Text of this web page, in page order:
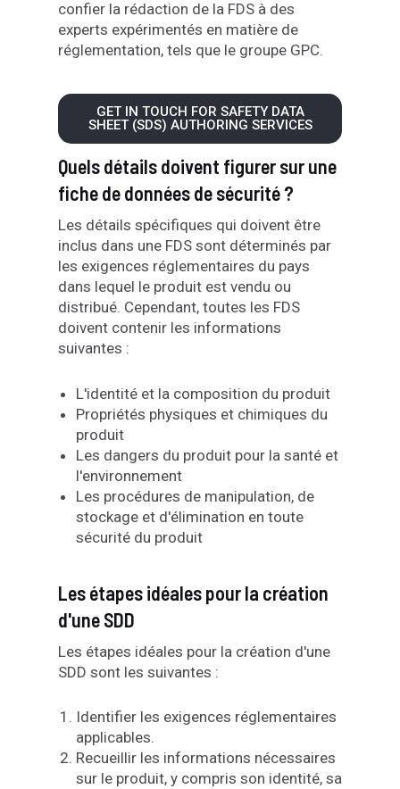
confier la rédaction de la FDS à des
experts expérimentés en matière de
réglementation, tels que le groupe GPC.
GET IN TOUCH FOR SAFETY DATA
SHEET (SDS) AUTHORING SERVICES
Quels détails doivent figurer sur une
fiche de données de sécurité ?
Les détails spécifiques qui doivent être
inclus dans une FDS sont déterminés par
les exigences réglementaires du pays
dans lequel le produit est vendu ou
distribué. Cependant, toutes les FDS
doivent contenir les informations
suivantes :
L'identité et la composition du produit
Propriétés physiques et chimiques du
produit
Les dangers du produit pour la santé et
l'environnement
Les procédures de manipulation, de
stockage et d'élimination en toute
sécurité du produit
Les étapes idéales pour la création
d'une SDD
Les étapes idéales pour la création d'une
SDD sont les suivantes :
Identifier les exigences réglementaires
applicables.
Recueillir les informations nécessaires
sur le produit, y compris son identité, sa